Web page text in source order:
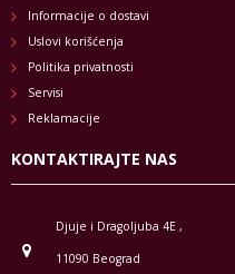
Informacije o dostavi
Uslovi korišćenja
Politika privatnosti
Servisi
Reklamacije
KONTAKTIRAJTE NAS
Djuje i Dragoljuba 4E ,
11090 Beograd